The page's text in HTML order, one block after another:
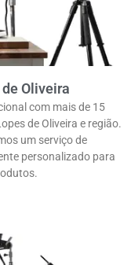
Oliveira
com mais de 15
de Oliveira e região.
um serviço de
personalizado para